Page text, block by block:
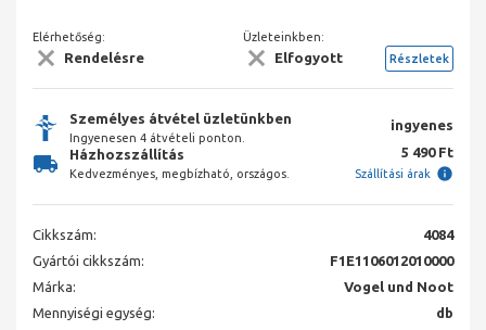
Elérhetőség:
Rendelésre
Üzleteinkben:
Elfogyott Részletek
Személyes átvétel üzletünkben
Ingyenesen 4 átvételi ponton.
ingyenes
Házhozszállítás
Kedvezményes, megbízható, országos.
5 490 Ft
Szállítási árak
Cikkszám:
4084
Gyártói cikkszám:
F1E1106012010000
Márka:
Vogel und Noot
Mennyiségi egység:
db